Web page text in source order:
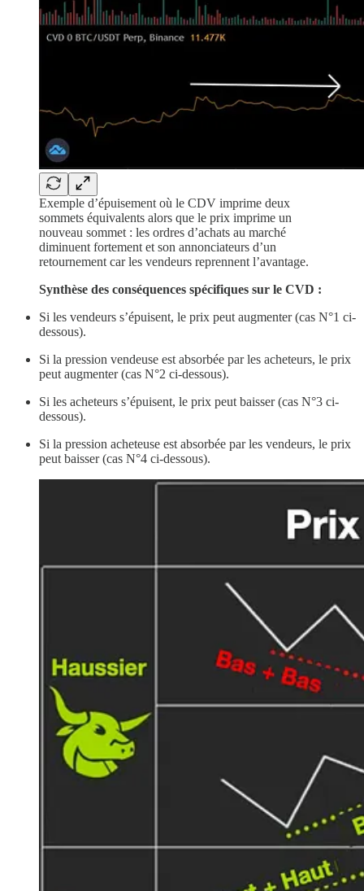
Exemple d’épuisement où le CDV imprime deux
sommets équivalents alors que le prix imprime un
nouveau sommet : les ordres d’achats au marché
diminuent fortement et son annonciateurs d’un
retournement car les vendeurs reprennent l’avantage.
Synthèse des conséquences spécifiques sur le CVD :
Si les vendeurs s’épuisent, le prix peut augmenter (cas N°1 ci-
dessous).
Si la pression vendeuse est absorbée par les acheteurs, le prix
peut augmenter (cas N°2 ci-dessous).
Si les acheteurs s’épuisent, le prix peut baisser (cas N°3 ci-
dessous).
Si la pression acheteuse est absorbée par les vendeurs, le prix
peut baisser (cas N°4 ci-dessous).